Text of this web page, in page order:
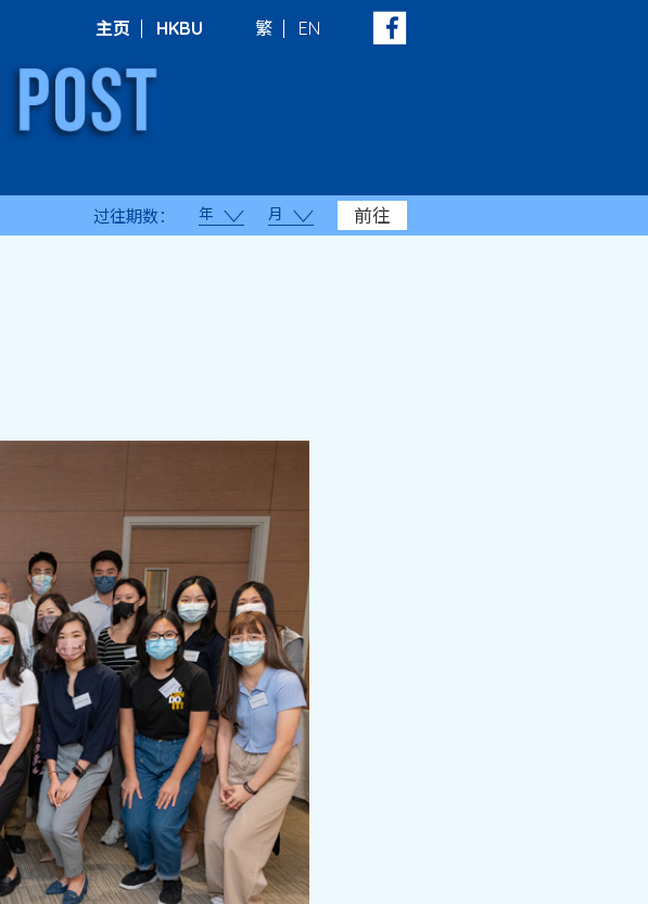
主页 HKBU 繁 EN
过往期数： 年 月 前往